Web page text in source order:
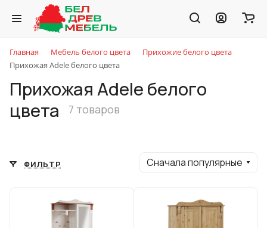
Главная Мебель белого цвета
Прихожие белого цвета
Прихожая Adele белого цвета
Прихожая Adele белого
цвета
7 товаров
ФИЛЬТР Сначала популярные